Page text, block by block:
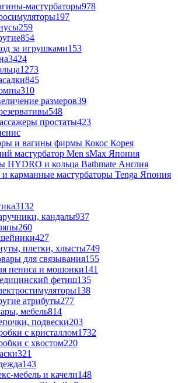
мастурбаторы978
197
259
854
за игрушками153
3424
1273
845
310
размеров39
548
простаты423
3132
кандалы937
260
427
плетки, хлысты749
для связывания155
пениса и мошонки141
фетиш135
138
атрибуты277
мебель814
подвески203
с кристаллом1732
с хвостом220
321
143
мебель и качели148